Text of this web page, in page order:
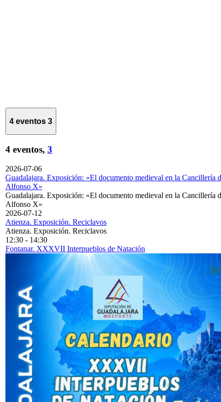
4 eventos 3
4 eventos, 3
2026-07-06
Guadalajara. Exposición: «El documento medieval en la Cancillería
Alfonso X»
Guadalajara. Exposición: «El documento medieval en la Cancillería
Alfonso X»
2026-07-12
Atienza. Exposición. Reciclavos
Atienza. Exposición. Reciclavos
12:30 - 14:30
Fontanar. XXXVII Interpueblos de Natación